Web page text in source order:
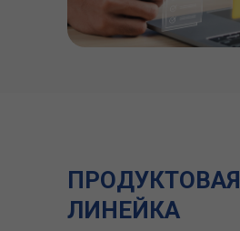
ПРОДУКТОВАЯ
ЛИНЕЙКА